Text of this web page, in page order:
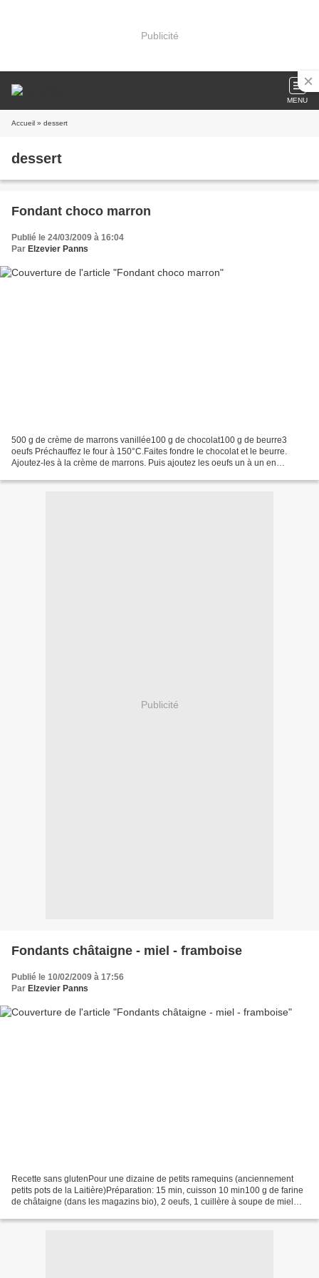
Publicité
MENU
Accueil » dessert
dessert
Fondant choco marron
Publié le 24/03/2009 à 16:04
Par Elzevier Panns
500 g de crème de marrons vanillée100 g de chocolat100 g de beurre3
oeufs Préchauffez le four à 150°C.Faites fondre le chocolat et le beurre.
Ajoutez-les à la crème de marrons. Puis ajoutez les oeufs un à un en
Publicité
Fondants châtaigne - miel - framboise
Publié le 10/02/2009 à 17:56
Par Elzevier Panns
Recette sans glutenPour une dizaine de petits ramequins (anciennement
petits pots de la Laitière)Préparation: 15 min, cuisson 10 min100 g de farine
de châtaigne (dans les magazins bio), 2 oeufs, 1 cuillère à soupe de miel